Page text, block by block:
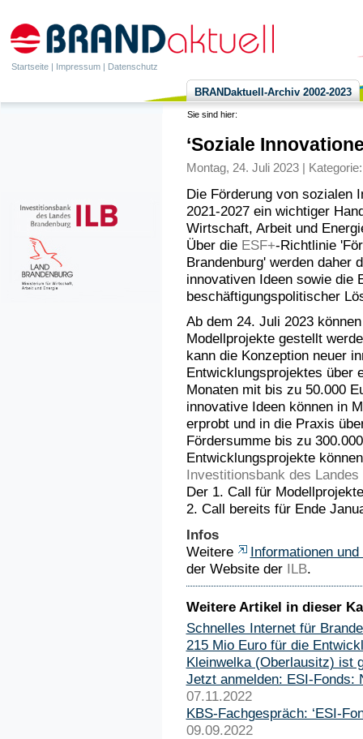
Startseite | Impressum | Datenschutz
BRANDaktuell-Archiv 2002-2023
Sie sind hier:
‘Soziale
Montag, 24. Juli 2023 |
Die Förderung von sozialen
2021-2027 ein wichtiger
Wirtschaft, Arbeit und
Über die ESF+-Richtlinie
Brandenburg' werden daher
innovativen Ideen sowie die
beschäftigungspolitischer
Ab dem 24. Juli 2023
Modellprojekte gestellt
kann die Konzeption neuer
Entwicklungsprojektes über
Monaten mit bis zu 50.000
innovative Ideen können in
erprobt und in die Praxis
Fördersumme bis zu
Entwicklungsprojekte
Investitionsbank des
Der 1. Call für
2. Call bereits für Ende
Infos
Weitere
Informationen
der Website der ILB.
Weitere Artikel in dieser
Schnelles Internet für
215 Mio Euro für die
Kleinwelka (Oberlausitz) ist
Jetzt anmelden: ESI-Fonds:
07.11.2022
KBS-Fachgespräch: ‘ESI-
09.09.2022